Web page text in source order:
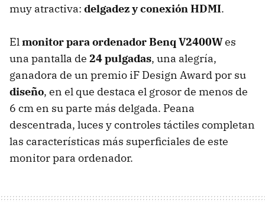
muy atractiva: delgadez y conexión HDMI.
Elmonitor para ordenador Benq V2400Wes
una pantalla de 24 pulgadas, una alegría,
ganadora de un premio iF Design Award por su
diseño, en el que destaca el grosor de menos de
6 cm en su parte más delgada. Peana
descentrada, luces y controles táctiles completan
las características más superficiales de este
monitor para ordenador.